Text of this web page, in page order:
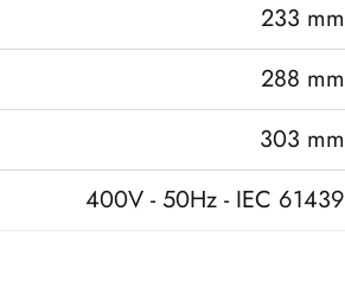
233 mm
288 mm
303 mm
400V - 50Hz - IEC 61439